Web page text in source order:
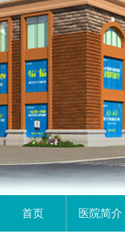
首页 医院简介